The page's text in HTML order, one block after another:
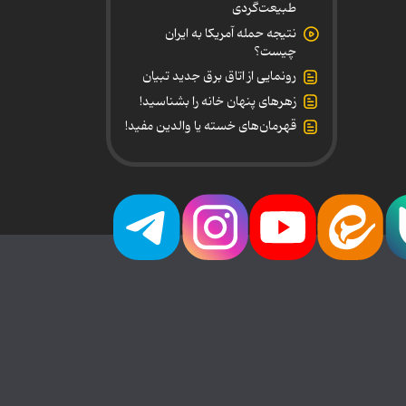
طبیعت‌گردی
نتیجه حمله آمریکا به ایران
چیست؟
رونمایی از اتاق برق جدید تبیان
زهرهای پنهان خانه را بشناسید!
قهرمان‌های خسته یا والدین مفید!